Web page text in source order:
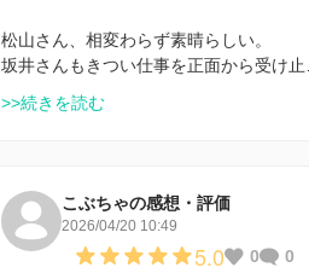
松山さん、相変わらず素晴らしい。
坂井さんもきつい仕事を正面から受け
>>続きを読む
こぶちゃの感想・評価
2026/04/20 10:49
5.0 0 0